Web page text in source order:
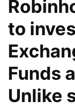
to
Funds
Unlike